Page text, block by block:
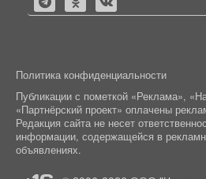
Политика конфиденциальности
Публикации с пометкой «Реклама»,
«Партнёрский проект» оплачены
Редакция сайта не несет
информации, содержащейся в
объявлениях.